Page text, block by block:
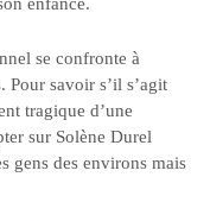
se confronte à
Pour savoir s’il s’agit
tragique d’une
sur Solène Durel
gens des environs mais